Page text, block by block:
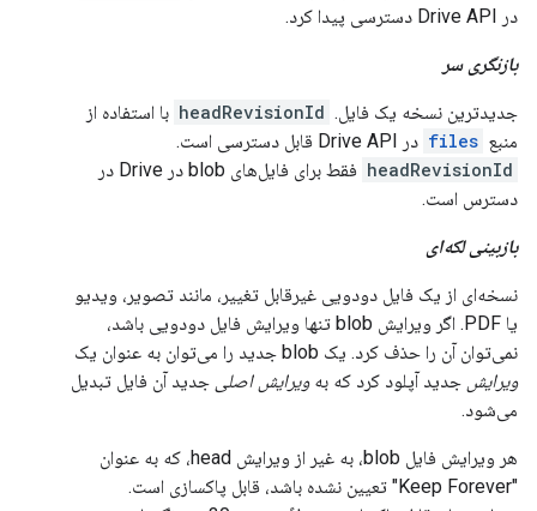
در Drive API دسترسی پیدا کرد.
بازنگری سر
جدیدترین نسخه یک فایل. headRevisionId با استفاده از
منبع files در Drive API قابل دسترسی است.
headRevisionId
فقط برای فایل‌های blob در Drive در
دسترس است.
بازبینی لکه‌ای
نسخه‌ای از یک فایل دودویی غیرقابل تغییر، مانند تصویر، ویدیو
یا PDF. اگر ویرایش blob تنها ویرایش فایل دودویی باشد،
نمی‌توان آن را حذف کرد. یک blob جدید را می‌توان به عنوان یک
ویرایش جدید آپلود کرد که بهویرایش اصلی جدید آن فایل تبدیل
می‌شود.
هر ویرایش فایل blob، به غیر از ویرایش head، که به عنوان
"Keep Forever" تعیین نشده باشد، قابل پاکسازی است.